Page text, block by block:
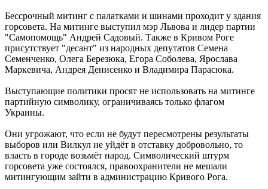
Бессрочный митинг с палатками и шинами проходит у здания
горсовета. На митинге выступил мэр Львова и лидер партии
"Самопомощь" Андрей Садовый. Также в Кривом Роге
присутствует "десант" из народных депутатов Семена
Семенченко, Олега Березюка, Егора Соболева, Ярослава
Маркевича, Андрея Денисенко и Владимира Парасюка.
Выступающие политики просят не использовать на митинге
партийную символику, ограничиваясь только флагом
Украины.
Они угрожают, что если не будут пересмотрены результаты
выборов или Вилкул не уйдёт в отставку добровольно, то
власть в городе возьмёт народ. Символический штурм
горсовета уже состоялся, правоохранители не мешали
митингующим зайти в администрацию Кривого Рога.